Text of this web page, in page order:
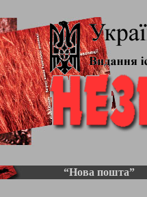
“Нова пошта”